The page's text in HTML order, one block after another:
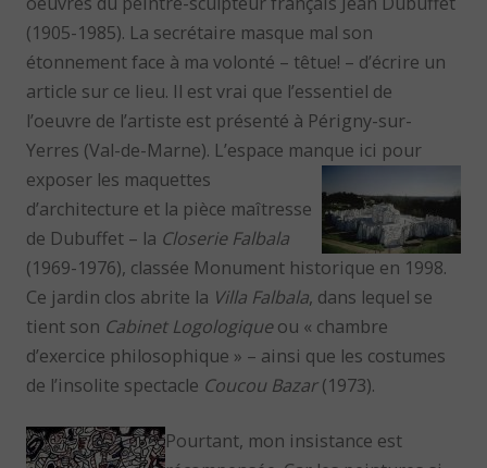
(1905-1985). La secrétaire masque mal son
étonnement face à ma volonté – têtue! – d’écrire un
article sur ce lieu. Il est vrai que l’essentiel de
l’oeuvre de l’artiste est présenté à Périgny-sur-
Yerres (Val-de-Marne). L’espace manque ici pour
exposer les maquettes
d’architecture et la pièce maîtresse
de Dubuffet – la Closerie Falbala
(1969-1976), classée Monument historique en 1998.
Ce jardin clos abrite la Villa Falbala, dans lequel se
tient son Cabinet Logologiqueou « chambre
d’exercice philosophique » – ainsi que les costumes
de l’insolite spectacle Coucou Bazar(1973).
Pourtant, mon insistance est